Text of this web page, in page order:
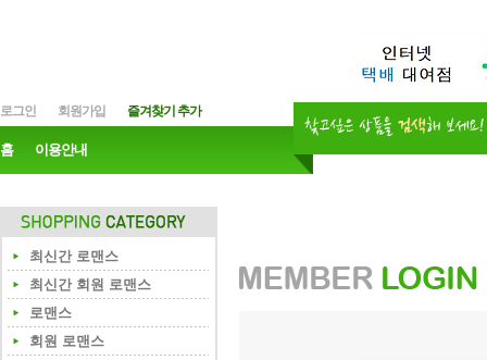
로그인 회원가입 즐겨찾기 추가
홈 이용안내
최신간 로맨스
최신간 회원 로맨스
로맨스
회원 로맨스